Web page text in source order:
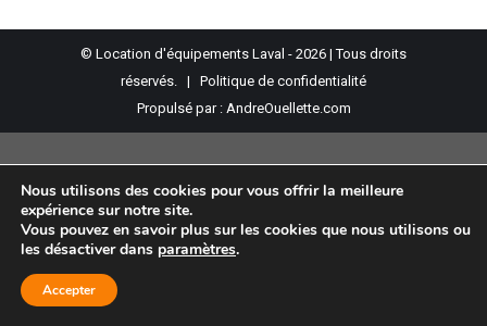
© Location d'équipements Laval - 2026 | Tous droits
réservés. | Politique de confidentialité
Propulsé par : AndreOuellette.com
Nous utilisons des cookies pour vous offrir la meilleure
expérience sur notre site.
Vous pouvez en savoir plus sur les cookies que nous utilisons ou
les désactiver dans paramètres.
Accepter